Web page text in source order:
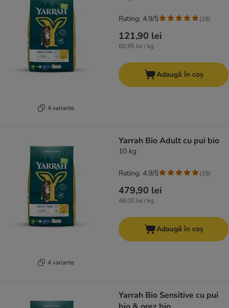
4 variante
121,90 lei
60,95 lei / kg
Rating: 4.9/5 (19)
Adaugă în coș
4 variante
Yarrah Bio Adult cu pui bio
10 kg
479,90 lei
48,00 lei / kg
Rating: 4.9/5 (19)
Adaugă în coș
Yarrah Bio Sensitive cu pui